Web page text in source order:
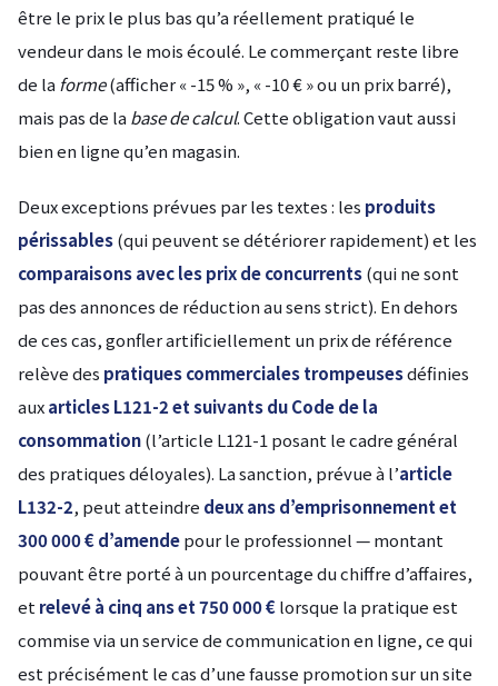
être le prix le plus bas qu’a réellement pratiqué le
vendeur dans le mois écoulé. Le commerçant reste libre
de la forme(afficher « -15 % », « -10 € » ou un prix barré),
mais pas de la base de calcul. Cette obligation vaut aussi
bien en ligne qu’en magasin.
Deux exceptions prévues par les textes : les produits
périssables(qui peuvent se détériorer rapidement) et les
comparaisons avec les prix de concurrents(qui ne sont
pas des annonces de réduction au sens strict). En dehors
de ces cas, gonfler artificiellement un prix de référence
relève des pratiques commerciales trompeusesdéfinies
auxarticles L121-2 et suivants du Code de la
consommation(l’article L121-1 posant le cadre général
des pratiques déloyales). La sanction, prévue à l’article
L132-2, peut atteindre deux ans d’emprisonnement et
300 000 € d’amendepour le professionnel — montant
pouvant être porté à un pourcentage du chiffre d’affaires,
et relevé à cinq ans et 750 000 €lorsque la pratique est
commise via un service de communication en ligne, ce qui
est précisément le cas d’une fausse promotion sur un site